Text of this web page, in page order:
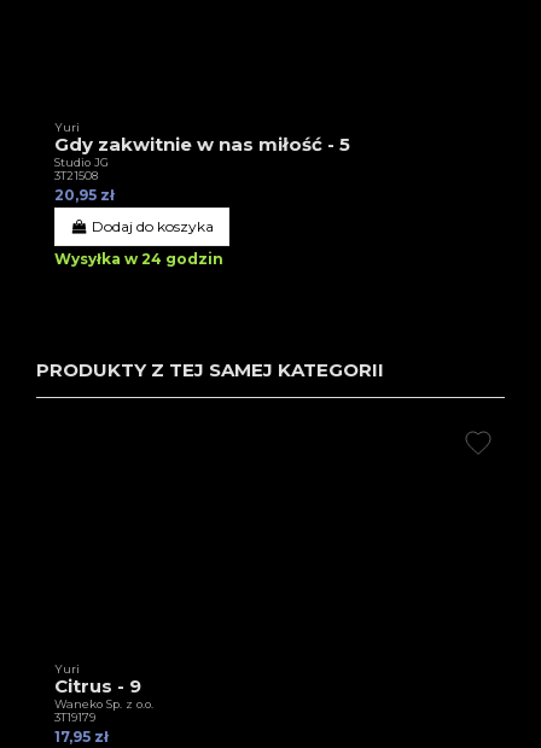
Yuri
Gdy zakwitnie w nas miłość - 5
Studio JG
3T21508
20,95 zł
Dodaj do koszyka
Wysyłka w 24 godzin
PRODUKTY Z TEJ SAMEJ KATEGORII
Yuri
Citrus - 9
Waneko Sp. z o.o.
3T19179
17,95 zł